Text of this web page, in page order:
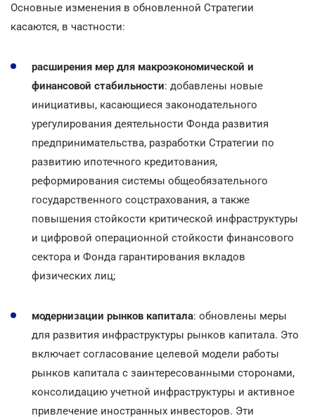
Основные изменения в обновленной Стратегии
касаются, в частности:
расширения мер для макроэкономической и
финансовой стабильности: добавлены новые
инициативы, касающиеся законодательного
урегулирования деятельности Фонда развития
предпринимательства, разработки Стратегии по
развитию ипотечного кредитования,
реформирования системы общеобязательного
государственного соцстрахования, а также
повышения стойкости критической инфраструктуры
и цифровой операционной стойкости финансового
сектора и Фонда гарантирования вкладов
физических лиц;
модернизации рынков капитала: обновлены меры
для развития инфраструктуры рынков капитала. Это
включает согласование целевой модели работы
рынков капитала с заинтересованными сторонами,
консолидацию учетной инфраструктуры и активное
привлечение иностранных инвесторов. Эти